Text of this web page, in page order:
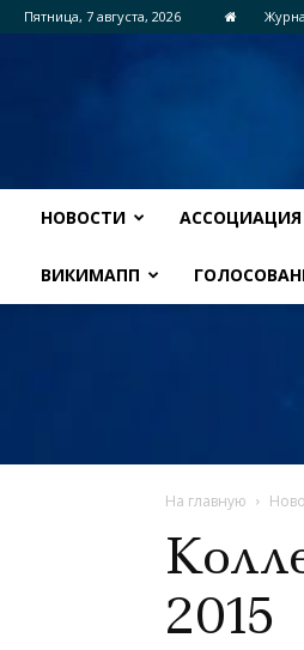
Пятница, 7 августа, 2026
НОВОСТИ
ВИКИМАПП
На главную
2015